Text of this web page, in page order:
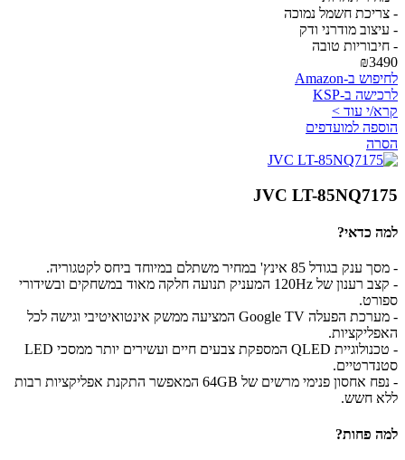
- צריכת חשמל נמוכה
- עיצוב מודרני ודק
- חיבוריות טובה
₪3490
לחיפוש ב-Amazon
לרכישה ב-KSP
קרא/י עוד >
הוספה למועדפים
הסרה
JVC LT-85NQ7175
למה כדאי?
- מסך ענק בגודל 85 אינץ' במחיר משתלם במיוחד ביחס לקטגוריה.
- קצב רענון של 120Hz המעניק תנועה חלקה מאוד במשחקים ובשידורי
ספורט.
- מערכת הפעלה Google TV המציעה ממשק אינטואיטיבי וגישה לכל
האפליקציות.
- טכנולוגיית QLED המספקת צבעים חיים ועשירים יותר ממסכי LED
סטנדרטיים.
- נפח אחסון פנימי מרשים של 64GB המאפשר התקנת אפליקציות רבות
ללא חשש.
למה פחות?